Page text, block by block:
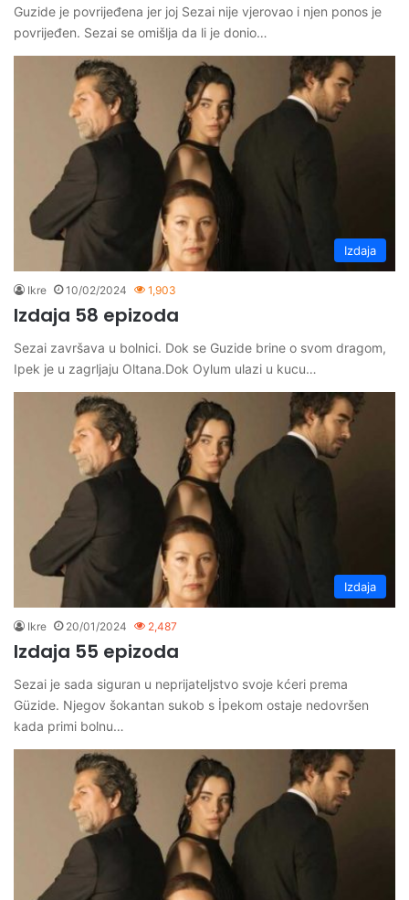
Guzide je povrijeđena jer joj Sezai nije vjerovao i njen ponos je
povrijeđen. Sezai se omišlja da li je donio…
Izdaja
Ikre 10/02/2024 1,903
Izdaja 58 epizoda
Sezai završava u bolnici. Dok se Guzide brine o svom dragom,
Ipek je u zagrljaju Oltana.Dok Oylum ulazi u kucu…
Izdaja
Ikre 20/01/2024 2,487
Izdaja 55 epizoda
Sezai je sada siguran u neprijateljstvo svoje kćeri prema
Güzide. Njegov šokantan sukob s İpekom ostaje nedovršen
kada primi bolnu…